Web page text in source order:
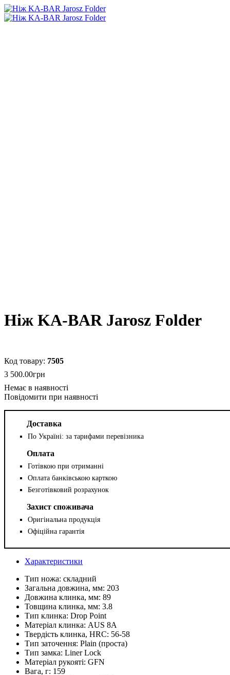
Ніж KA-BAR Jarosz Folder
7505
3 500.00грн
Повідомити при наявності
Доставка
По Україні: за тарифами перевізника
Оплата
Готівкою при отриманні
Оплата банківською карткою
Безготівковий розрахунок
Захист споживача
Оригінальна продукція
Офіційна гарантія
Характеристики
Тип ножа: складний
Загальна довжина, мм: 203
Довжина клинка, мм: 89
Товщина клинка, мм: 3.8
Тип клинка: Drop Point
Матеріал клинка: AUS 8A
Твердість клинка, HRC: 56-58
Тип заточення: Plain (проста)
Тип замка: Liner Lock
Матеріал рукояті: GFN
Вага, г: 159